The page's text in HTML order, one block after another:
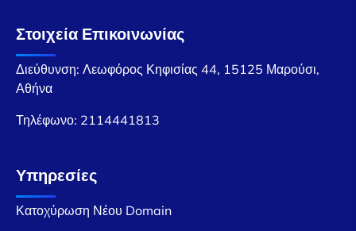
Στοιχεία Επικοινωνίας
Διεύθυνση: Λεωφόρος Κηφισίας 44, 15125 Μαρούσι,
Αθήνα
Τηλέφωνο: 2114441813
Υπηρεσίες
Κατοχύρωση Νέου Domain